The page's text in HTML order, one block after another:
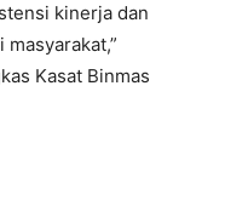
kinerja dan
Kasat Binmas